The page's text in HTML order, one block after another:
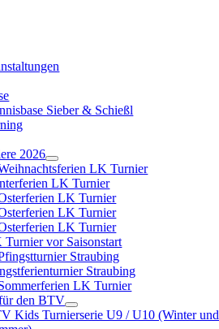
Sieber & Schießl
2026
LK Turnier
LK Turnier
LK Turnier
LK Turnier
LK Turnier
Turnier vor Saisonstart
Straubing
Straubing
LK Turnier
den BTV
Kids Turnierserie U9 / U10 (Winter und